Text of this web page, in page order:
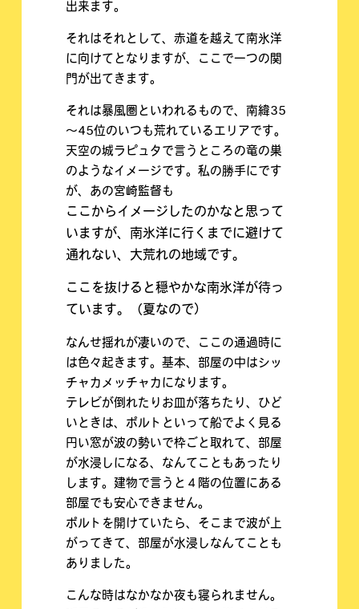
出来ます。
それはそれとして、赤道を越えて南氷洋
に向けてとなりますが、ここで一つの関
門が出てきます。
それは暴風圏といわれるもので、南緯35
～45位のいつも荒れているエリアです。
天空の城ラピュタで言うところの竜の巣
のようなイメージです。私の勝手にです
が、あの宮崎監督も
ここからイメージしたのかなと思って
いますが、 南氷洋に行くまでに避けて
通れない、大荒れの地域です。
ここを抜けると穏やかな南氷洋が待っ
ています。（夏なので）
なんせ揺れが凄いので、ここの通過時に
は色々起きます。基本、部屋の中はシッ
チャカメッチャカになります。
テレビが倒れたりお皿が落ちたり、ひど
いときは、ポルトといって船でよく見る
円い窓が波の勢いで枠ごと取れて、部屋
が水浸しになる、なんてこともあったり
します。建物で言うと４階の位置にある
部屋でも安心できません。
ポルトを開けていたら、そこまで波が上
がってきて、部屋が水浸しなんてことも
ありました。
こんな時はなかなか夜も寝られません。